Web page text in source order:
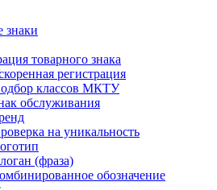
знаки
товарного знака
регистрация
классов МКТУ
обслуживания
на уникальность
(фраза)
обозначение